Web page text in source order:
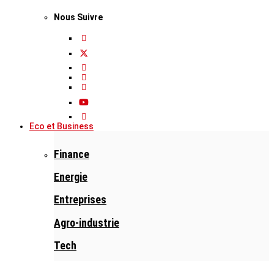
Nous Suivre
Eco et Business
Finance
Energie
Entreprises
Agro-industrie
Tech